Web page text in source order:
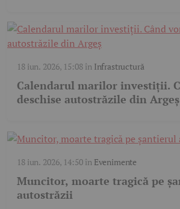
18 iun. 2026, 15:08în Infrastructură
Calendarul marilor investiții.
deschise autostrăzile din Argeș
18 iun. 2026, 14:50în Evenimente
Muncitor, moarte tragică pe
autostrăzii